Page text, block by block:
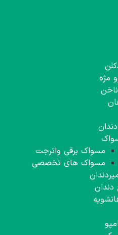
مژه
مسواک برقی واترجت
مسواک های تخصصی
دندان